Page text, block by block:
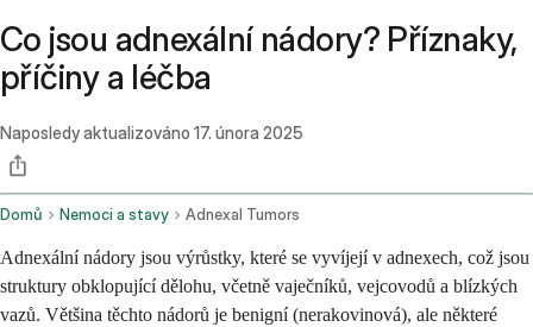
Co jsou adnexální nádory? Příznaky,
příčiny a léčba
Naposledy aktualizováno 17. února 2025
Domů Nemoci a stavy Adnexal Tumors
Adnexální nádory jsou výrůstky, které se vyvíjejí v adnexech, což jsou
struktury obklopující dělohu, včetně vaječníků, vejcovodů a blízkých
vazů. Většina těchto nádorů je benigní (nerakovinová), ale některé